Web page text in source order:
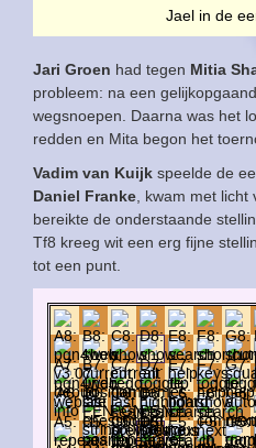
Jael in de
Jari Groen had tegen Mitia
probleem: na een
wegsnoepen. Daarna was het
redden en Mita begon het
Vadim van Kuijk speelde de
Daniel Franke , kwam met
bereikte de onderstaande
Tf8 kreeg wit een erg fijne
tot een punt.